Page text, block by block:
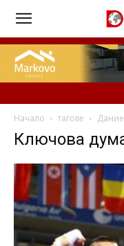
Начало тагове
Ключова